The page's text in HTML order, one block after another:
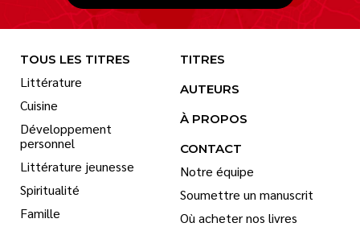
TOUS LES TITRES
Littérature
Cuisine
Développement
personnel
Littérature jeunesse
Spiritualité
Famille
TITRES
AUTEURS
À PROPOS
CONTACT
Notre équipe
Soumettre un manuscrit
Où acheter nos livres